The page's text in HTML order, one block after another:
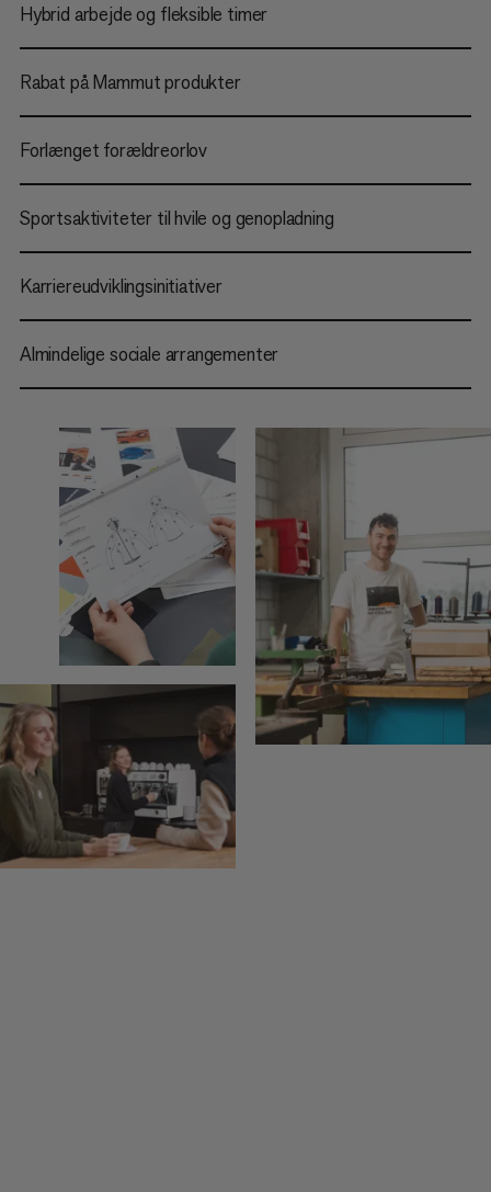
Hybrid arbejde og fleksible timer
Rabat på Mammut produkter
Forlænget forældreorlov
Sportsaktiviteter til hvile og genopladning
Karriereudviklingsinitiativer
Almindelige sociale arrangementer